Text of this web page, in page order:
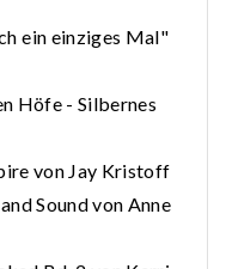
ein einziges Mal"
Höfe - Silbernes
von Jay Kristoff
Sound von Anne